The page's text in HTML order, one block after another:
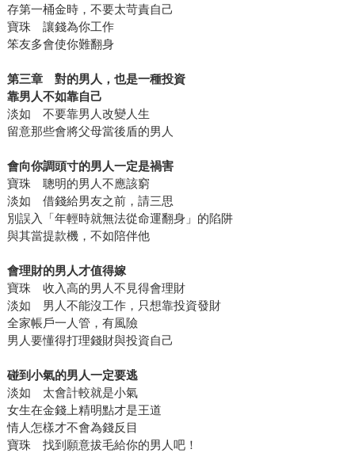
存第一桶金時，不要太苛責自己
寶珠 讓錢為你工作
笨友多會使你難翻身
第三章 對的男人，也是一種投資
靠男人不如靠自己
淡如 不要靠男人改變人生
留意那些會將父母當後盾的男人
會向你調頭寸的男人一定是禍害
寶珠 聰明的男人不應該窮
淡如 借錢給男友之前，請三思
別誤入「年輕時就無法從命運翻身」的陷阱
與其當提款機，不如陪伴他
會理財的男人才值得嫁
寶珠 收入高的男人不見得會理財
淡如 男人不能沒工作，只想靠投資發財
全家帳戶一人管，有風險
男人要懂得打理錢財與投資自己
碰到小氣的男人一定要逃
淡如 太會計較就是小氣
女生在金錢上精明點才是王道
情人怎樣才不會為錢反目
寶珠 找到願意拔毛給你的男人吧！